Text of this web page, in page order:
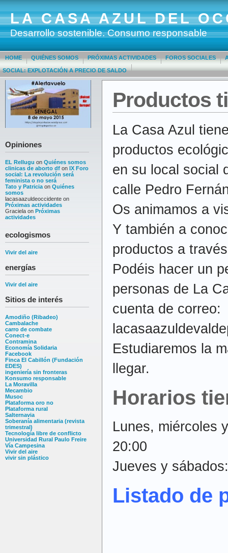
LA CASA AZUL DEL
Desarrollo sostenible. Consumo responsable
HOME QUIÉNES SOMOS PRÓXIMAS ACTIVIDADES FOROS SOCIALES
SOCIAL: EXPLOTACIÓN A PRECIO DE SALDO
Opiniones
EL Rellugu on Quiénes somos
clinicas de aborto df on IX Foro
social: La revolución será
feminista o no será
Tato y Patricia on Quiénes
somos
lacasaazuldeoccidente on
Próximas actividades
Graciela on Próximas
actividades
ecologismos
Vivir del aire
energías
Vivir del aire
Sitios de interés
Amodiño (Ribadeo)
Cambalache
carro de combate
Conect-e
Contramina
Economía Solidaria
Facebook
Finca El Cabillón (Fundación
EDES)
ingeniería sin fronteras
Konsumo responsable
La Moravilla
Mecambio
Musoc
Plataforma oro no
Plataforma rural
Salternavia
Soberanía alimentaria (revista
trimestral)
Tecnología libre de conflicto
Universidad Rural Paulo Freire
Vía Campesina
Vivir del aire
vivir sin plástico
Productos
La Casa Azul
productos
en su local social
calle Pedro
Os animamos a
Y también a
productos a
Podéis hacer un
personas de La
cuenta de correo:
Estudiaremos la
llegar.
Horarios
Lunes, miércoles
20:00
Jueves y
Listado de